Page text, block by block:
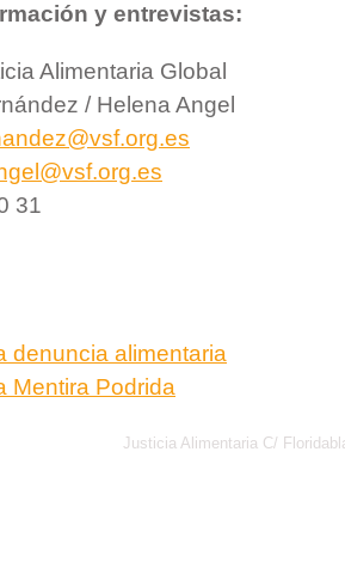
y entrevistas:
Alimentaria Global
/ Helena Angel
31
denuncia alimentaria
Mentira Podrida
Justicia Alimentaria C/